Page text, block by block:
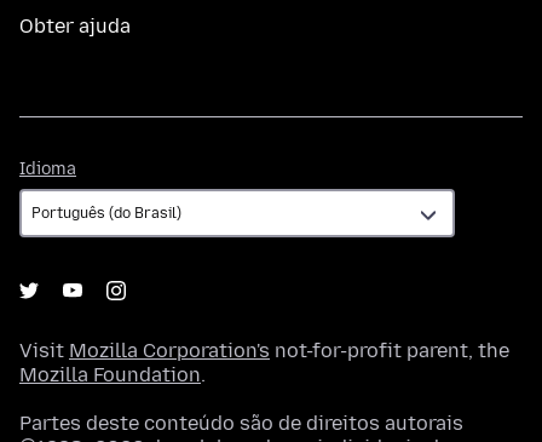
Obter ajuda
Idioma
Visit Mozilla Corporation's not-for-profit parent, the
Mozilla Foundation.
Partes deste conteúdo são de direitos autorais